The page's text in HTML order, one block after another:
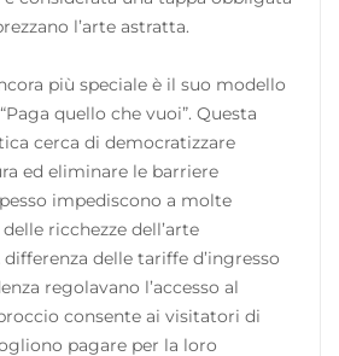
l’arte astratta.
più speciale è il suo modello
quello che vuoi”. Questa
cerca di democratizzare
ed eliminare le barriere
impediscono a molte
ricchezze dell’arte
delle tariffe d’ingresso
regolavano l’accesso al
consente ai visitatori di
pagare per la loro